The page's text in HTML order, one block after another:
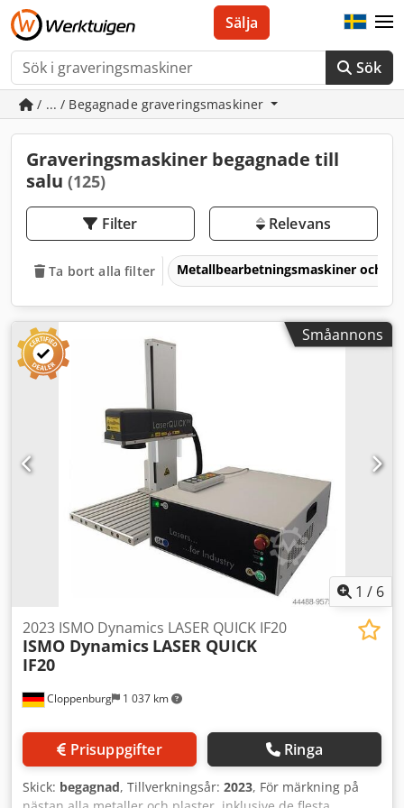
Sök
Sälja
/ ... / Begagnade graveringsmaskiner
Graveringsmaskiner begagnade till
salu (125)
Filter Relevans
Ta bort alla filter Metallbearbetningsmaskiner och
Småannons
1 / 6
Cloppenburg 1 037 km
2023 ISMO Dynamics LASER QUICK IF20
ISMO Dynamics LASER QUICK
IF20
Prisuppgifter Ringa
Skick: begagnad, Tillverkningsår: 2023, För märkning på